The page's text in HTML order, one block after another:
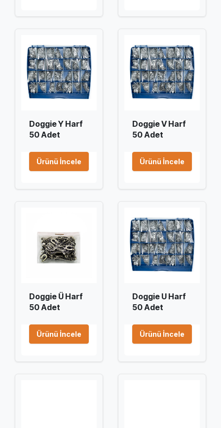
Doggie Y Harf
50 Adet
Ürünü İncele
Doggie V Harf
50 Adet
Ürünü İncele
Doggie Ü Harf
50 Adet
Ürünü İncele
Doggie U Harf
50 Adet
Ürünü İncele